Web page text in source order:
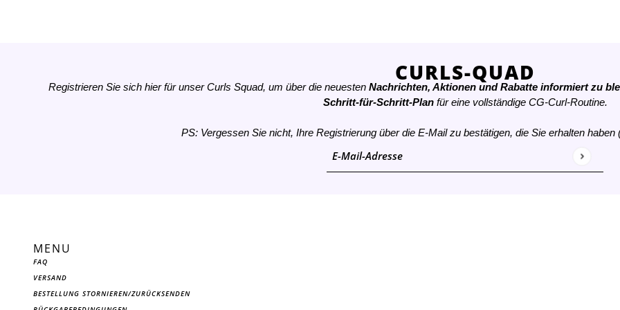
CURLS-QUAD
Registrieren Sie sich hier für unser Curls Squad, um über die neuesten Nachrichten, Aktionen und Rabatte informiert zu
Schritt-für-Schritt-Plan für eine vollständige CG-Curl-Routine.
PS: Vergessen Sie nicht, Ihre Registrierung über die E-Mail zu bestätigen, die Sie erhalten haben
E-Mail-Adresse
Diese Website ist durch hCaptcha geschützt und es gelten die
MENU
FAQ
VERSAND
BESTELLUNG STORNIEREN/ZURÜCKSENDEN